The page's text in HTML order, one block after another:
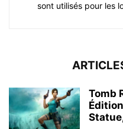
sont utilisés pour les
Tomb